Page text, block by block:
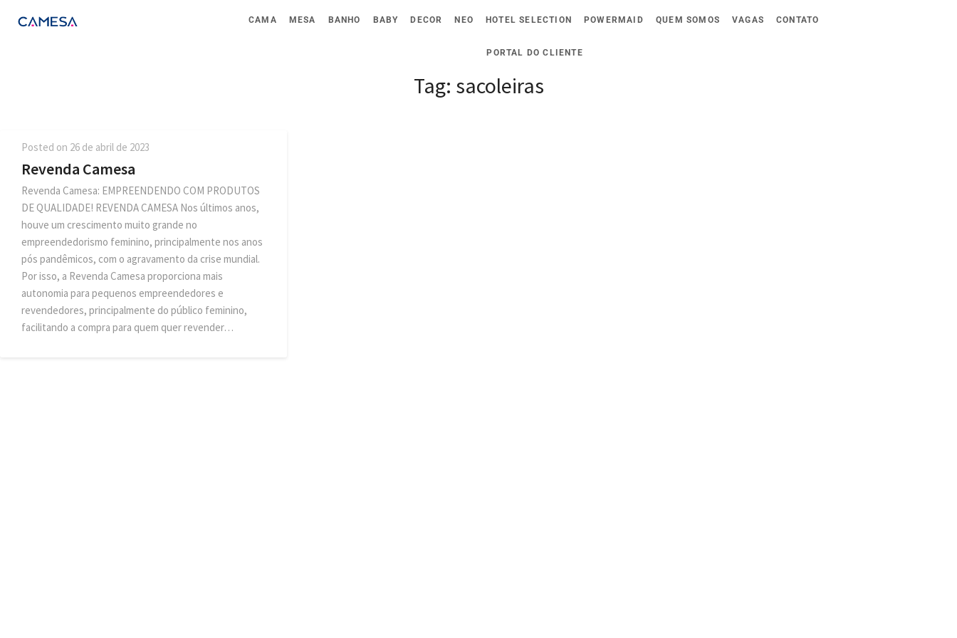
CAMA MESA BANHO BABY DECOR NEO HOTEL SELECTION POWERMAID QUEM SOMOS VAGAS CONTATO
PORTAL DO CLIENTE
Tag: sacoleiras
Posted on 26 de abril de 2023
Revenda Camesa
Revenda Camesa: EMPREENDENDO COM PRODUTOS
DE QUALIDADE! REVENDA CAMESA Nos últimos anos,
houve um crescimento muito grande no
empreendedorismo feminino, principalmente nos anos
pós pandêmicos, com o agravamento da crise mundial.
Por isso, a Revenda Camesa proporciona mais
autonomia para pequenos empreendedores e
revendedores, principalmente do público feminino,
facilitando a compra para quem quer revender…